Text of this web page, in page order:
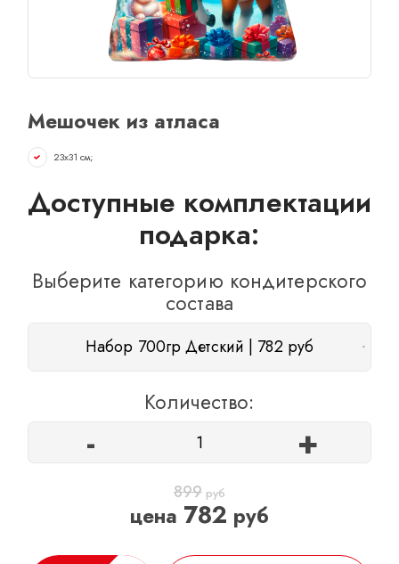
О КОМПАНИИ
ОТЗЫВЫ
КОНТАКТЫ
Мешочек из атласа
23х31 см;
Доступные комплектации
подарка:
Выберите категорию кондитерского
состава
Набор 700гр Детский | 782 руб
Количество:
- +
899 руб
цена 782 руб